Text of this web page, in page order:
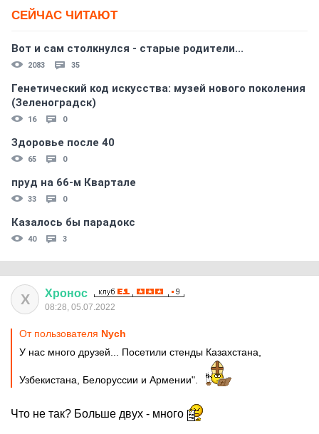
СЕЙЧАС ЧИТАЮТ
Вот и сам столкнулся - старые родители...
2083 35
Генетический код искусства: музей нового поколения
(Зеленоградск)
16 0
Здоровье после 40
65 0
пруд на 66-м Квартале
33 0
Казалось бы парадокс
40 3
Х Хронос
08:28, 05.07.2022
От пользователя Nych
У нас много друзей... Посетили стенды Казахстана,
Узбекистана, Белоруссии и Армении".
Что не так? Больше двух - много